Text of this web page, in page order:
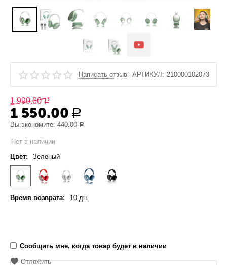
Написать отзыв АРТИКУЛ: 210000102073
1 990.00 Р
1 550.00 Р
Вы экономите:440.00 Р
Нет в наличии
Цвет:
Зеленый
Время возврата: 10 дн.
Сообщить мне, когда товар будет в наличии
Отложить